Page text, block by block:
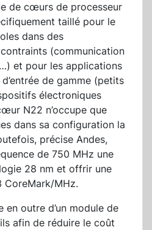
de cœurs de processeur
taillé pour le
dans des
(communication
et pour les applications
de gamme (petits
électroniques
N22 n’occupe que
dans sa configuration la
précise Andes,
de 750 MHz une
28 nm et offrir une
CoreMark/MHz.
outre d’un module de
afin de réduire le coût